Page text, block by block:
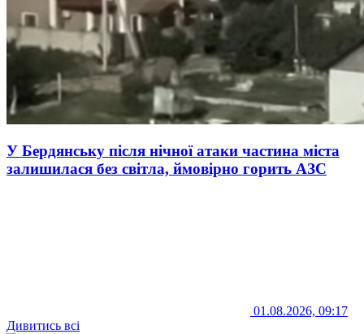
У Бердянську після нічної атаки частина міста
залишилася без світла, ймовірно горить АЗС
01.08.2026, 09:17
Дивитись всі